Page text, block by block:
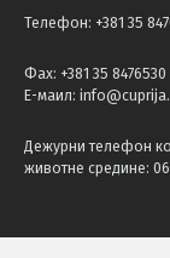
Телефон: +381 35
Фаx: +381 35 8476530
Е-маил:
Дежурни телефон
животне средине: